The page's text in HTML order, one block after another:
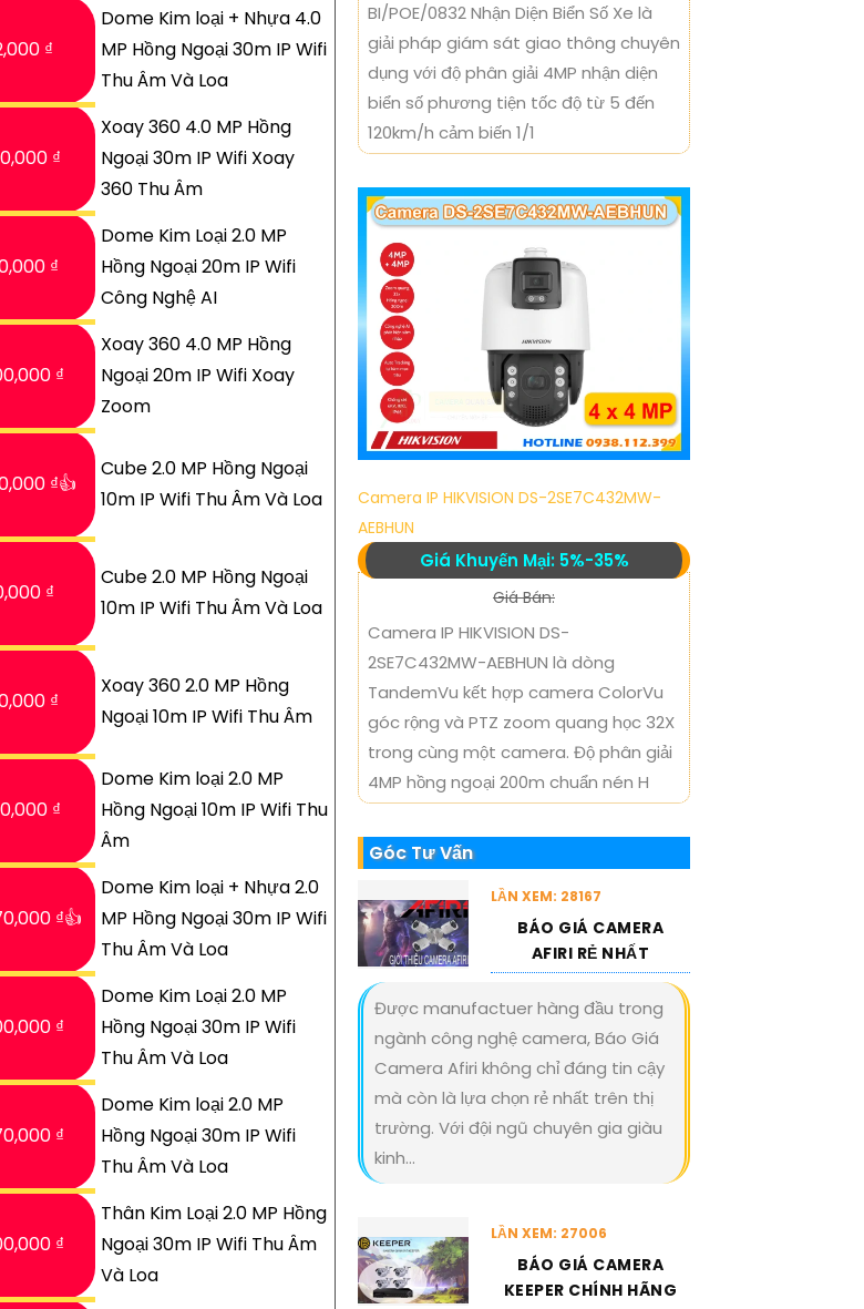
₫
Dome Kim loại + Nhựa 4.0
MP Hồng Ngoại 30m IP Wifi
Thu Âm Và Loa
₫
Xoay 360 4.0 MP Hồng
Ngoại 30m IP Wifi Xoay
360 Thu Âm
₫
Dome Kim Loại 2.0 MP
Hồng Ngoại 20m IP Wifi
Công Nghệ AI
₫
Xoay 360 4.0 MP Hồng
Ngoại 20m IP Wifi Xoay
Zoom
₫👍
Cube 2.0 MP Hồng Ngoại
10m IP Wifi Thu Âm Và Loa
₫
Cube 2.0 MP Hồng Ngoại
10m IP Wifi Thu Âm Và Loa
₫
Xoay 360 2.0 MP Hồng
Ngoại 10m IP Wifi Thu Âm
₫
Dome Kim loại 2.0 MP
Hồng Ngoại 10m IP Wifi Thu
Âm
₫👍
Dome Kim loại + Nhựa 2.0
MP Hồng Ngoại 30m IP Wifi
Thu Âm Và Loa
₫
Dome Kim Loại 2.0 MP
Hồng Ngoại 30m IP Wifi
Thu Âm Và Loa
₫
Dome Kim loại 2.0 MP
Hồng Ngoại 30m IP Wifi
Thu Âm Và Loa
₫
Thân Kim Loại 2.0 MP Hồng
Ngoại 30m IP Wifi Thu Âm
Và Loa
BI/POE/0832 Nhận Diện Biển Số Xe là
giải pháp giám sát giao thông chuyên
dụng với độ phân giải 4MP nhận diện
biển số phương tiện tốc độ từ 5 đến
120km/h cảm biến 1/1
Camera IP HIKVISION DS-2SE7C432MW-
AEBHUN
Giá Khuyến Mại: 5%-35%
Giá Bán:
Camera IP HIKVISION DS-
2SE7C432MW-AEBHUN là dòng
TandemVu kết hợp camera ColorVu
góc rộng và PTZ zoom quang học 32X
trong cùng một camera. Độ phân giải
4MP hồng ngoại 200m chuẩn nén H
Góc Tư Vấn
LẦN XEM: 28167
BÁO GIÁ CAMERA
AFIRI RẺ NHẤT
Được manufactuer hàng đầu trong
ngành công nghệ camera, Báo Giá
Camera Afiri không chỉ đáng tin cậy
mà còn là lựa chọn rẻ nhất trên thị
trường. Với đội ngũ chuyên gia giàu
kinh...
LẦN XEM: 27006
BÁO GIÁ CAMERA
KEEPER CHÍNH HÃNG